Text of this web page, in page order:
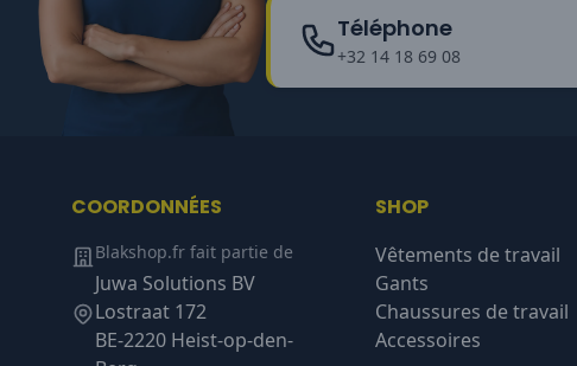
Téléphone
+32 14 18 69 08
COORDONNÉES
Blakshop.fr fait partie de
Juwa Solutions BV
Lostraat 172
BE-2220 Heist-op-den-
SHOP
Vêtements de travail
Gants
Chaussures de travail
Accessoires